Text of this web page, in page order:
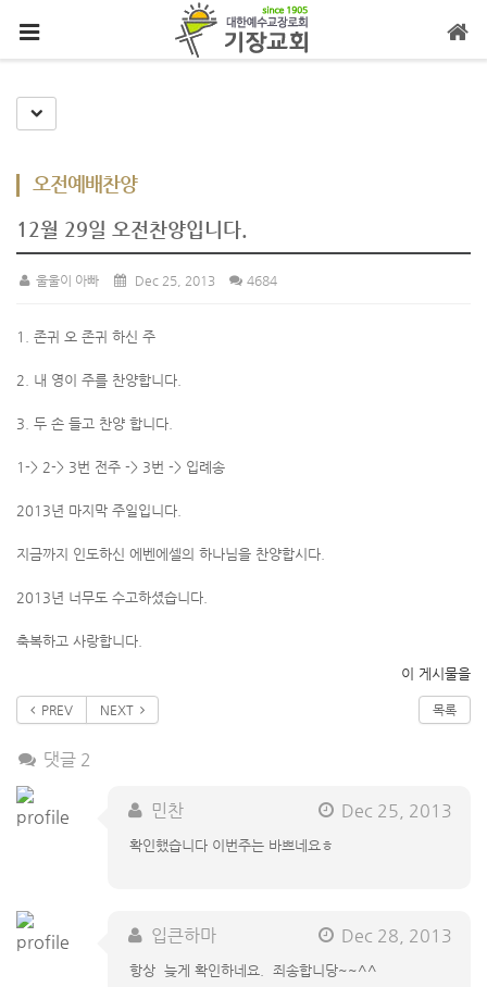
Toggle Dropdown
오전예배찬양
12월 29일 오전찬양입니다.
울울이 아빠 Dec 25, 2013 4684
1. 존귀 오 존귀 하신 주
2. 내 영이 주를 찬양합니다.
3. 두 손 들고 찬양 합니다.
1-> 2-> 3번 전주 -> 3번 -> 입례송
2013년 마지막 주일입니다.
지금까지 인도하신 에벤에셀의 하나님을 찬양합시다.
2013년 너무도 수고하셨습니다.
축복하고 사랑합니다.
이 게시물을
PREV NEXT 목록
댓글 2
민찬 Dec 25, 2013
확인했습니다 이번주는 바쁘네요ㅎ
입큰하마 Dec 28, 2013
항상 늦게 확인하네요. 죄송합니당~~^^